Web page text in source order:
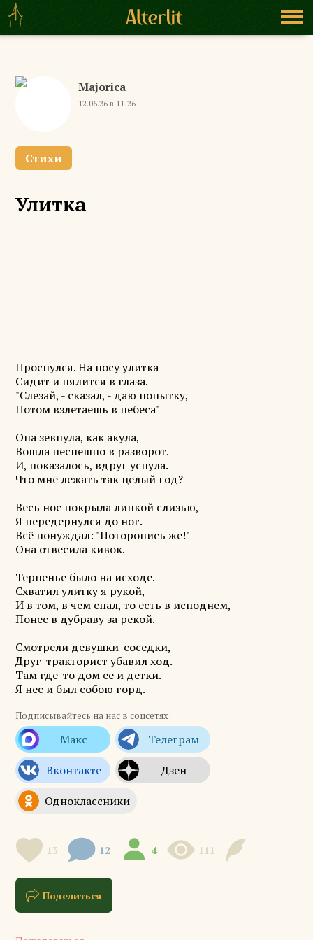
Majorica
12.06.26 в 11:26
Стихи
Улитка
Проснулся. На носу улитка
Сидит и пялится в глаза.
"Слезай, - сказал, - даю попытку,
Потом взлетаешь в небеса"
Она зевнула, как акула,
Вошла неспешно в разворот.
И, показалось, вдруг уснула.
Что мне лежать так целый год?
Весь нос покрыла липкой слизью,
Я передернулся до ног.
Всё понуждал: "Поторопись же!"
Она отвесила кивок.
Терпенье было на исходе.
Схватил улитку я рукой,
И в том, в чем спал, то есть в исподнем,
Понес в дубраву за рекой.
Смотрели девушки-соседки,
Друг-тракторист убавил ход.
Там где-то дом ее и детки.
Я нес и был собою горд.
Подписывайтесь на нас в соцсетях:
13 12 4 111
Поделиться